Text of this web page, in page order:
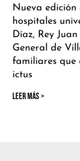
Nueva
hospitales
Díaz, Rey
General de
familiares que
ictus
LEER MÁS >